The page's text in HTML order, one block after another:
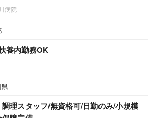
病院
養内勤務OK
調理スタッフ/無資格可/日勤のみ/小規模